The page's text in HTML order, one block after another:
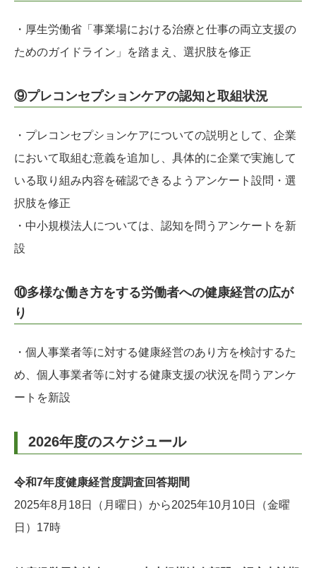
・厚生労働省「事業場における治療と仕事の両立支援の
ためのガイドライン」を踏まえ、選択肢を修正
⑨プレコンセプションケアの認知と取組状況
・プレコンセプションケアについての説明として、企業
において取組む意義を追加し、具体的に企業で実施して
いる取り組み内容を確認できるようアンケート設問・選
択肢を修正
・中小規模法人については、認知を問うアンケートを新
設
⑩多様な働き方をする労働者への健康経営の広が
り
・個人事業者等に対する健康経営のあり方を検討するた
め、個人事業者等に対する健康支援の状況を問うアンケ
ートを新設
2026年度のスケジュール
令和7年度健康経営度調査回答期間
2025年8月18日（月曜日）から2025年10月10日（金曜
日）17時